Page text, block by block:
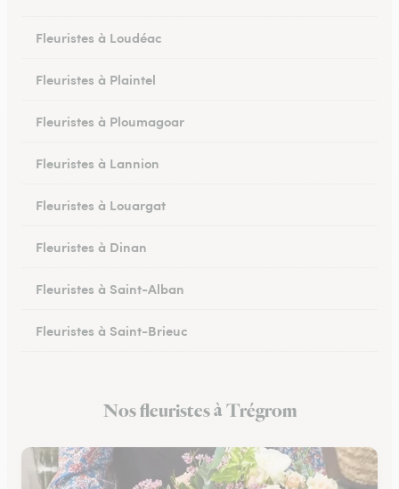
Fleuristes à Loudéac
Fleuristes à Plaintel
Fleuristes à Ploumagoar
Fleuristes à Lannion
Fleuristes à Louargat
Fleuristes à Dinan
Fleuristes à Saint-Alban
Fleuristes à Saint-Brieuc
Fleuristes à PlérinNos fleuristes à Trégrom